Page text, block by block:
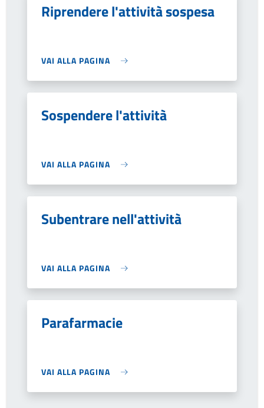
Riprendere l'attività sospesa
VAI ALLA PAGINA
Sospendere l'attività
VAI ALLA PAGINA
Subentrare nell'attività
VAI ALLA PAGINA
Parafarmacie
VAI ALLA PAGINA